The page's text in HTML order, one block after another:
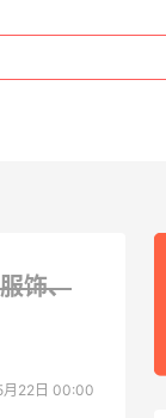
饰、
月22日 00:00